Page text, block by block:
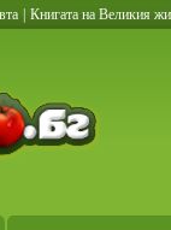
Книгата на Великия